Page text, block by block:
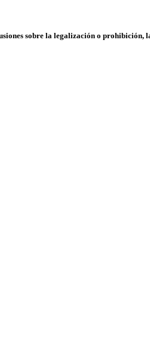
sobre la legalización o